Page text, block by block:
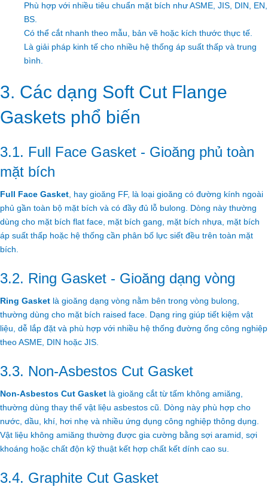
Phù hợp với nhiều tiêu chuẩn mặt bích như ASME, JIS, DIN, EN,
BS.
Có thể cắt nhanh theo mẫu, bản vẽ hoặc kích thước thực tế.
Là giải pháp kinh tế cho nhiều hệ thống áp suất thấp và trung
bình.
3. Các dạng Soft Cut Flange
Gaskets phổ biến
3.1. Full Face Gasket - Gioăng phủ toàn
mặt bích
Full Face Gasket , hay gioăng FF, là loại gioăng có đường kính ngoài
phủ gần toàn bộ mặt bích và có đầy đủ lỗ bulong. Dòng này thường
dùng cho mặt bích flat face, mặt bích gang, mặt bích nhựa, mặt bích
áp suất thấp hoặc hệ thống cần phân bố lực siết đều trên toàn mặt
bích.
3.2. Ring Gasket - Gioăng dạng vòng
Ring Gasket là gioăng dạng vòng nằm bên trong vòng bulong,
thường dùng cho mặt bích raised face. Dạng ring giúp tiết kiệm vật
liệu, dễ lắp đặt và phù hợp với nhiều hệ thống đường ống công nghiệp
theo ASME, DIN hoặc JIS.
3.3. Non-Asbestos Cut Gasket
Non-Asbestos Cut Gasket là gioăng cắt từ tấm không amiăng,
thường dùng thay thế vật liệu asbestos cũ. Dòng này phù hợp cho
nước, dầu, khí, hơi nhẹ và nhiều ứng dụng công nghiệp thông dụng.
Vật liệu không amiăng thường được gia cường bằng sợi aramid, sợi
khoáng hoặc chất độn kỹ thuật kết hợp chất kết dính cao su.
3.4. Graphite Cut Gasket